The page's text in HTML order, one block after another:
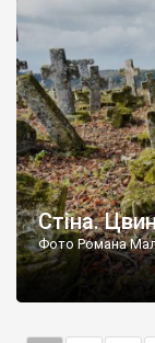
ньому чимало
Стіна.
Фото Романа